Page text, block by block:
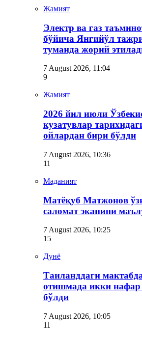
Жамият
Электр ва газ
бўйича Янгийўл
туманда жорий
7 August 2026, 11:04
9
Жамият
2026 йил июли
кузатувлар
ойлардан бири бўлди
7 August 2026, 10:36
11
Маданият
Матёқуб Матжонов
саломат эканини
7 August 2026, 10:25
15
Дунё
Таиланддаги
отишмада икки нафар
бўлди
7 August 2026, 10:05
11